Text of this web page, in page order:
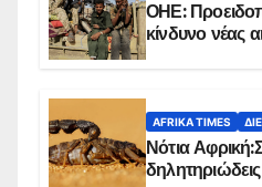
ΟΗΕ:
κίνδυνο νέας
AFRIKA TIMES
Νότια